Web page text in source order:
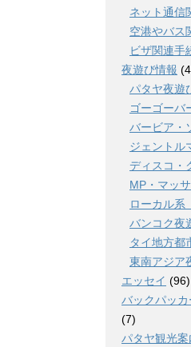
ネット通信
空港やバス
ビザ関連手
夜遊び情報
パタヤ夜遊
ゴーゴーバ
バービア・
ジェントル
ディスコ・
MP・マッ
ローカル系
バンコク夜
タイ地方都
東南アジア
エッセイ (96)
バックパッ
(7)
パタヤ観光案